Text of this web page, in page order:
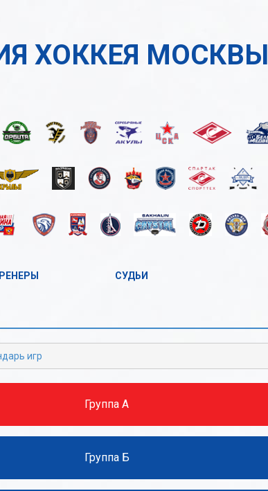
ХОККЕЯ МОСКВЫ
Б
Е
СУДЬИ
Б
Е
игр
Группа А
Группа Б